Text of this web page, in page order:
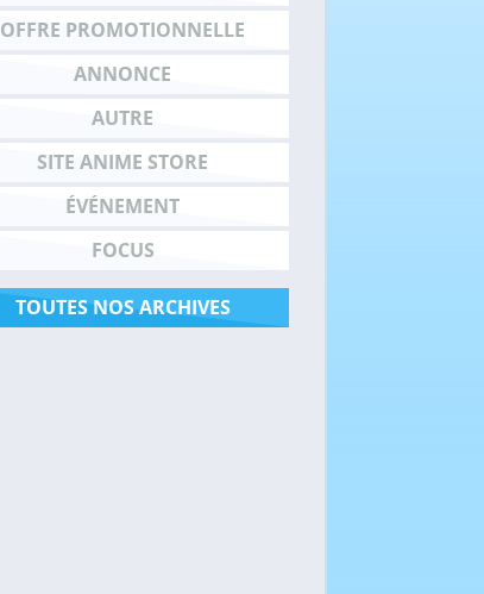
OFFRE PROMOTIONNELLE
ANNONCE
AUTRE
SITE ANIME STORE
ÉVÉNEMENT
FOCUS
TOUTES NOS ARCHIVES